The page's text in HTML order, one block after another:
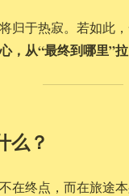
归于热寂。若如此
，从“最终到哪里”
么？
在终点，而在旅途本